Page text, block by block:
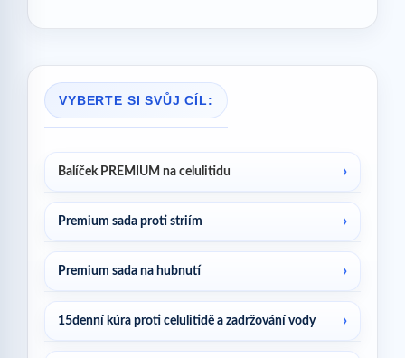
VYBERTE SI SVŮJ CÍL:
Balíček PREMIUM na celulitidu
Premium sada proti striím
Premium sada na hubnutí
15denní kúra proti celulitidě a zadržování vody